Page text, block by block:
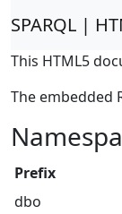
SPARQL |
This HTML5
The embedded
Prefix
dbo